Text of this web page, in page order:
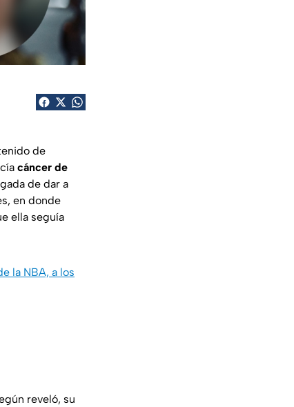
de
cáncer de
de dar a
en donde
ella seguía
la NBA, a los
reveló, su